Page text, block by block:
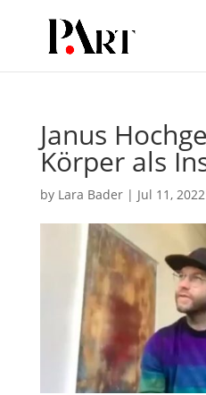
Janus
Körper als
by Lara Bader| Jul 11, 2022